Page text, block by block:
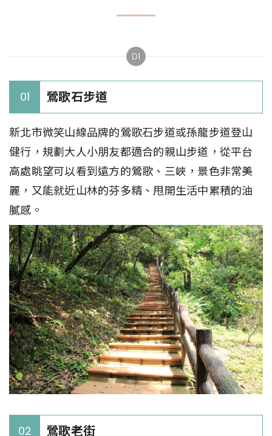
D1
01 鶯歌石步道
新北市微笑山線品牌的鶯歌石步道或孫龍步道登山
健行，規劃大人小朋友都適合的親山步道，從平台
高處眺望可以看到遠方的鶯歌、三峽，景色非常美
麗，又能就近山林的芬多精、甩開生活中累積的油
膩感。
02 鶯歌老街